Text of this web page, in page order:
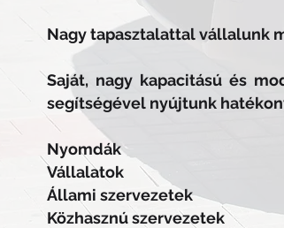
Nagy tapasztalattal vállalunk
Saját, nagy kapacitású és
segítségével nyújtunk
Nyomdák
Vállalatok
Állami szervezetek
Közhasznú szervezetek